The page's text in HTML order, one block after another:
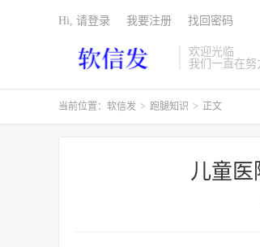
欢迎光临
我们一直在努
Hi, 请登录 我要注册 找回密码
当前位置： 软信发 > 跑腿知识 > 正文
儿童